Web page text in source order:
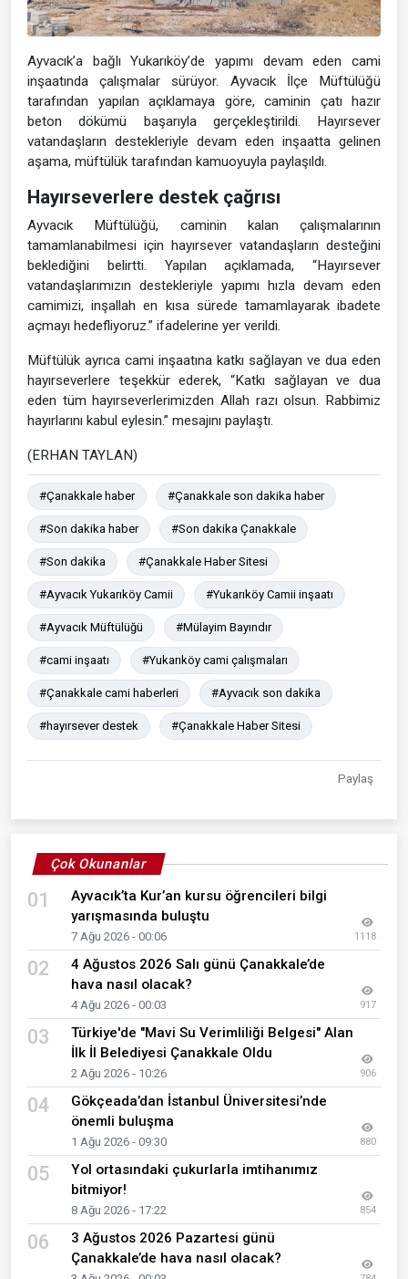
Ayvacık’a bağlı Yukarıköy’de yapımı devam eden cami
inşaatında çalışmalar sürüyor. Ayvacık İlçe Müftülüğü
tarafından yapılan açıklamaya göre, caminin çatı hazır
beton dökümü başarıyla gerçekleştirildi. Hayırsever
vatandaşların destekleriyle devam eden inşaatta gelinen
aşama, müftülük tarafından kamuoyuyla paylaşıldı.
Hayırseverlere destek çağrısı
Ayvacık Müftülüğü, caminin kalan çalışmalarının
tamamlanabilmesi için hayırsever vatandaşların desteğini
beklediğini belirtti. Yapılan açıklamada, “Hayırsever
vatandaşlarımızın destekleriyle yapımı hızla devam eden
camimizi, inşallah en kısa sürede tamamlayarak ibadete
açmayı hedefliyoruz.” ifadelerine yer verildi.
Müftülük ayrıca cami inşaatına katkı sağlayan ve dua eden
hayırseverlere teşekkür ederek, “Katkı sağlayan ve dua
eden tüm hayırseverlerimizden Allah razı olsun. Rabbimiz
hayırlarını kabul eylesin.” mesajını paylaştı.
(ERHAN TAYLAN)
#Çanakkale haber #Çanakkale son dakika haber
#Son dakika haber #Son dakika Çanakkale
#Son dakika #Çanakkale Haber Sitesi
#Ayvacık Yukarıköy Camii #Yukarıköy Camii inşaatı
#Ayvacık Müftülüğü #Mülayim Bayındır
#cami inşaatı #Yukarıköy cami çalışmaları
#Çanakkale cami haberleri #Ayvacık son dakika
#hayırsever destek #Çanakkale Haber Sitesi
Paylaş
Çok Okunanlar
01
Ayvacık’ta Kur’an kursu öğrencileri bilgi
yarışmasında buluştu
7 Ağu 2026 - 00:06 1118
02
4 Ağustos 2026 Salı günü Çanakkale’de
hava nasıl olacak?
4 Ağu 2026 - 00:03 917
03
Türkiye'de "Mavi Su Verimliliği Belgesi" Alan
İlk İl Belediyesi Çanakkale Oldu
2 Ağu 2026 - 10:26 906
04
Gökçeada’dan İstanbul Üniversitesi’nde
önemli buluşma
1 Ağu 2026 - 09:30 880
05
Yol ortasındaki çukurlarla imtihanımız
bitmiyor!
8 Ağu 2026 - 17:22 854
06
3 Ağustos 2026 Pazartesi günü
Çanakkale’de hava nasıl olacak?